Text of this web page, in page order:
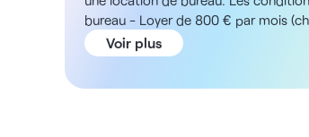
bureau - Loyer de 800 € par mois
La structure Vous rejoindrez un cabinet
pluridisciplinaire à Argenteuil, dans le
Voir plus